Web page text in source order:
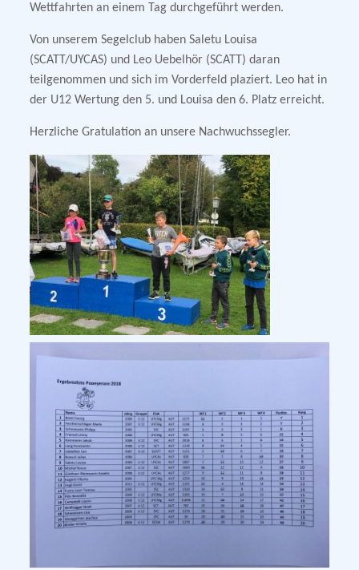
Wettfahrten an einem Tag durchgeführt werden.
Von unserem Segelclub haben Saletu Louisa
(SCATT/UYCAS) und Leo Uebelhör (SCATT) daran
teilgenommen und sich im Vorderfeld plaziert. Leo hat in
der U12 Wertung den 5. und Louisa den 6. Platz erreicht.
Herzliche Gratulation an unsere Nachwuchssegler.